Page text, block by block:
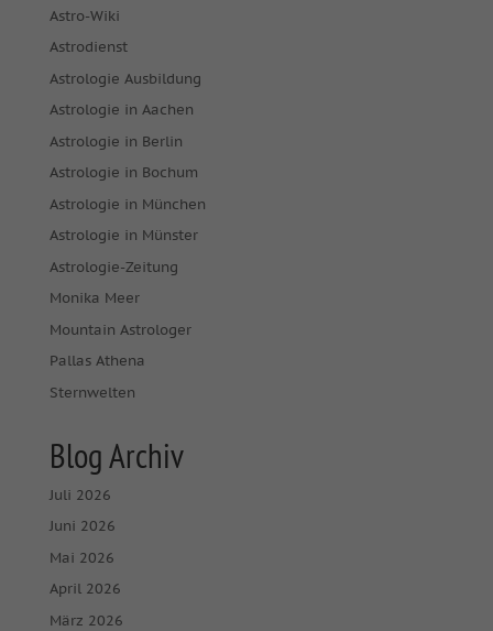
Astro-Wiki
Astrodienst
Astrologie Ausbildung
Astrologie in Aachen
Astrologie in Berlin
Astrologie in Bochum
Astrologie in München
Astrologie in Münster
Astrologie-Zeitung
Monika Meer
Mountain Astrologer
Pallas Athena
Sternwelten
Blog Archiv
Juli 2026
Juni 2026
Mai 2026
April 2026
März 2026